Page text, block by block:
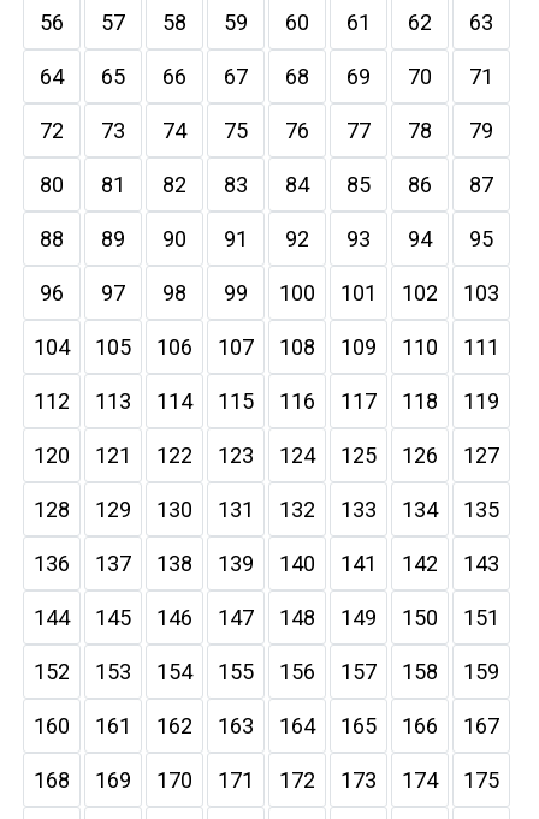
56 57 58 59 60 61 62 63
64 65 66 67 68 69 70 71
72 73 74 75 76 77 78 79
80 81 82 83 84 85 86 87
88 89 90 91 92 93 94 95
96 97 98 99 100 101 102 103
104 105 106 107 108 109 110 111
112 113 114 115 116 117 118 119
120 121 122 123 124 125 126 127
128 129 130 131 132 133 134 135
136 137 138 139 140 141 142 143
144 145 146 147 148 149 150 151
152 153 154 155 156 157 158 159
160 161 162 163 164 165 166 167
168 169 170 171 172 173 174 175